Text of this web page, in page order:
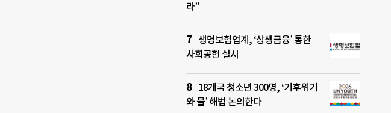
라”
생명보험업계, ‘상생금융’ 통한
사회공헌 실시
18개국 청소년 300명, ‘기후위기
와 물’ 해법 논의한다